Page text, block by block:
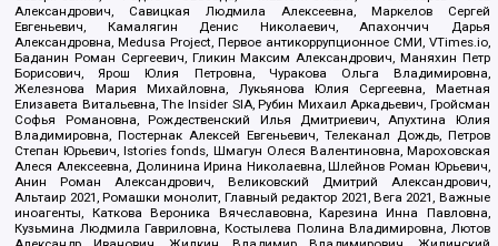
Александрович, Савицкая Людмила Алексеевна, Маркелов Сергей
Евгеньевич, Камалягин Денис Николаевич, Апахончич Дарья
Александровна, Medusa Project, Первое антикоррупционное СМИ, VTimes.io,
Баданин Роман Сергеевич, Гликин Максим Александрович, Маняхин Петр
Борисович, Ярош Юлия Петровна, Чуракова Ольга Владимировна,
Железнова Мария Михайловна, Лукьянова Юлия Сергеевна, Маетная
Елизавета Витальевна, The Insider SIA, Рубин Михаил Аркадьевич, Гройсман
Софья Романовна, Рождественский Илья Дмитриевич, Апухтина Юлия
Владимировна, Постернак Алексей Евгеньевич, Телеканал Дождь, Петров
Степан Юрьевич, Istories fonds, Шмагун Олеся Валентиновна, Мароховская
Алеся Алексеевна, Долинина Ирина Николаевна, Шлейнов Роман Юрьевич,
Анин Роман Александрович, Великовский Дмитрий Александрович,
Альтаир 2021, Ромашки монолит, Главный редактор 2021, Вега 2021, Важные
иноагенты, Каткова Вероника Вячеславовна, Карезина Инна Павловна,
Кузьмина Людмила Гавриловна, Костылева Полина Владимировна, Лютов